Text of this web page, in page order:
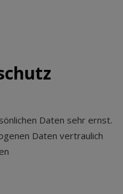
Daten sehr ernst.
Daten vertraulich